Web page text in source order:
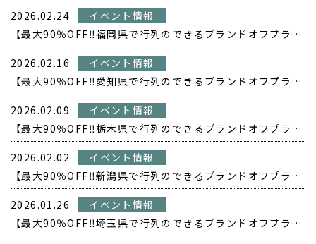
2026.02.24
イベント情報
【最大90％OFF‼️福岡県で行列のできるブランドオフプライス POPUP開催❗️】
2026.02.16
イベント情報
【最大90％OFF‼️愛知県で行列のできるブランドオフプライス POPUP開催❗️】
2026.02.09
イベント情報
【最大90％OFF‼️栃木県で行列のできるブランドオフプライス POPUP開催❗️】
2026.02.02
イベント情報
【最大90％OFF‼️新潟県で行列のできるブランドオフプライス POPUP開催❗️】
2026.01.26
イベント情報
【最大90％OFF‼️埼玉県で行列のできるブランドオフプライス POPUP開催❗️】